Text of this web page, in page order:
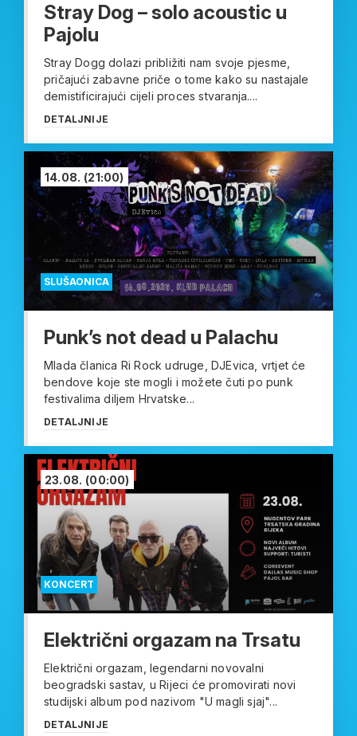
Stray Dog – solo acoustic u
Pajolu
Stray Dogg dolazi približiti nam svoje pjesme,
pričajući zabavne priče o tome kako su nastajale
demistificirajući cijeli proces stvaranja....
DETALJNIJE
SLUŠAONICA
14.08. (21:00)
Punk’s not dead u Palachu
Mlada članica Ri Rock udruge, DJEvica, vrtjet će
bendove koje ste mogli i možete čuti po punk
festivalima diljem Hrvatske...
DETALJNIJE
KONCERT
23.08. (00:00)
Električni orgazam na Trsatu
Električni orgazam, legendarni novovalni
beogradski sastav, u Rijeci će promovirati novi
studijski album pod nazivom "U magli sjaj"...
DETALJNIJE